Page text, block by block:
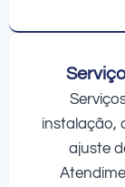
instalação,
ajuste